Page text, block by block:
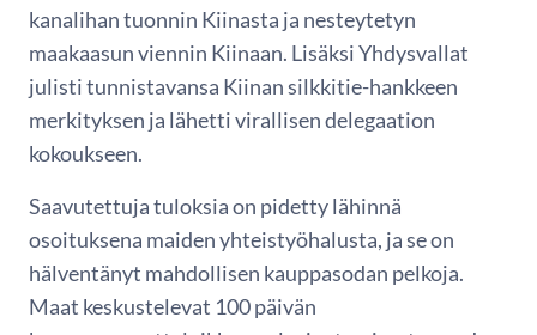
kanalihan tuonnin Kiinasta ja nesteytetyn
maakaasun viennin Kiinaan. Lisäksi Yhdysvallat
julisti tunnistavansa Kiinan silkkitie-hankkeen
merkityksen ja lähetti virallisen delegaation
kokoukseen.
Saavutettuja tuloksia on pidetty lähinnä
osoituksena maiden yhteistyöhalusta, ja se on
hälventänyt mahdollisen kauppasodan pelkoja.
Maat keskustelevat 100 päivän